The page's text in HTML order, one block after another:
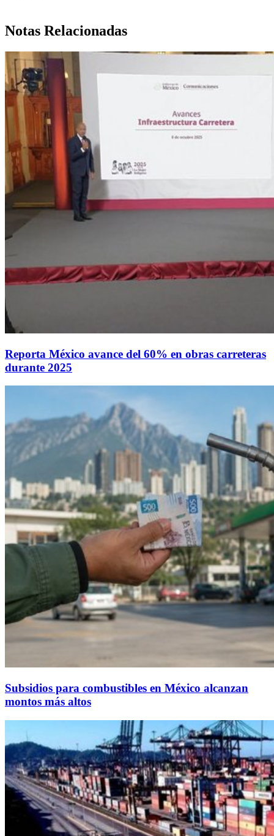
Notas Relacionadas
Reporta México avance del 60% en obras carreteras
durante 2025
Subsidios para combustibles en México alcanzan
montos más altos